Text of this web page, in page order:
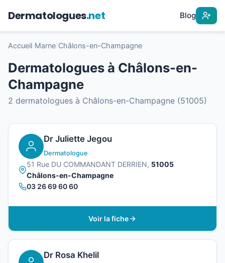
Dermatologues.net Blog
Accueil Marne Châlons-en-Champagne
Dermatologues à Châlons-en-
Champagne
2 dermatologues à Châlons-en-Champagne (51005)
Dr Juliette Jegou
Dermatologue
51 Rue DU COMMANDANT DERRIEN, 51005
Châlons-en-Champagne
03 26 69 60 60
Voir la fiche
Dr Rosa Khelil